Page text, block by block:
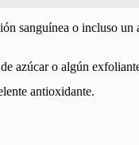
sanguínea o incluso
azúcar o algún
antioxidante.